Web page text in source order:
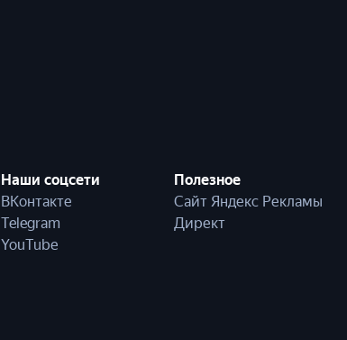
Наши соцсети
ВКонтакте
Telegram
YouTube
Полезное
Сайт Яндекс Рекламы
Директ